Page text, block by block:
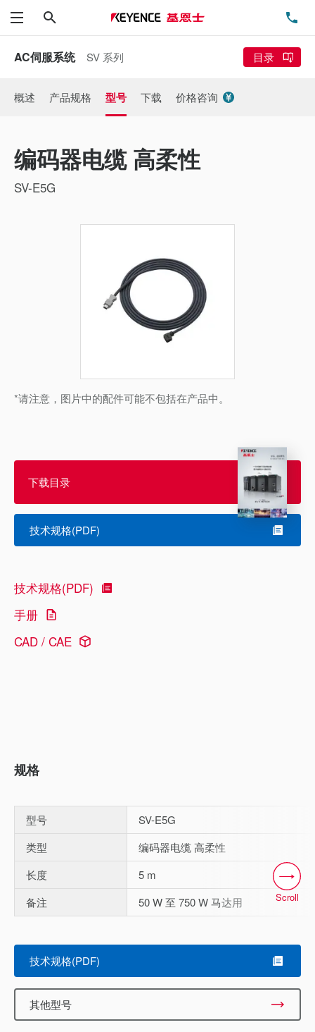
菜单
AC伺服系统 SV 系列 目录
概述 产品规格 型号 下载 价格咨询
编码器电缆 高柔性
SV-E5G
*请注意，图片中的配件可能不包括在产品中。
下载目录
技术规格(PDF)
技术规格(PDF)
手册
CAD / CAE
规格
型号
SV-E5G
类型
编码器电缆 高柔性
长度
5 m
备注
50 W 至 750 W 马达用 Scroll
技术规格(PDF)
其他型号